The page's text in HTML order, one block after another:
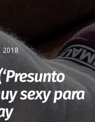
2018
sexy para